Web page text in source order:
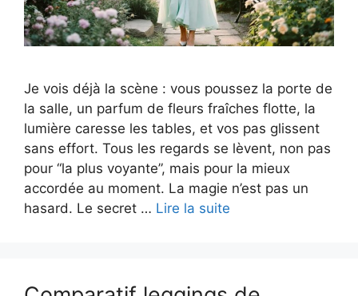
Je vois déjà la scène : vous poussez la porte de
la salle, un parfum de fleurs fraîches flotte, la
lumière caresse les tables, et vos pas glissent
sans effort. Tous les regards se lèvent, non pas
pour “la plus voyante”, mais pour la mieux
accordée au moment. La magie n’est pas un
hasard. Le secret … Lire la suite